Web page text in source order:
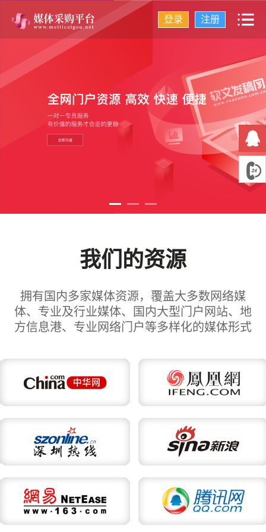
登录 注册
我们的资源
拥有国内多家媒体资源，覆盖大多数网络媒
体、专业及行业媒体、国内大型门户网站、地
方信息港、专业网络门户等多样化的媒体形式